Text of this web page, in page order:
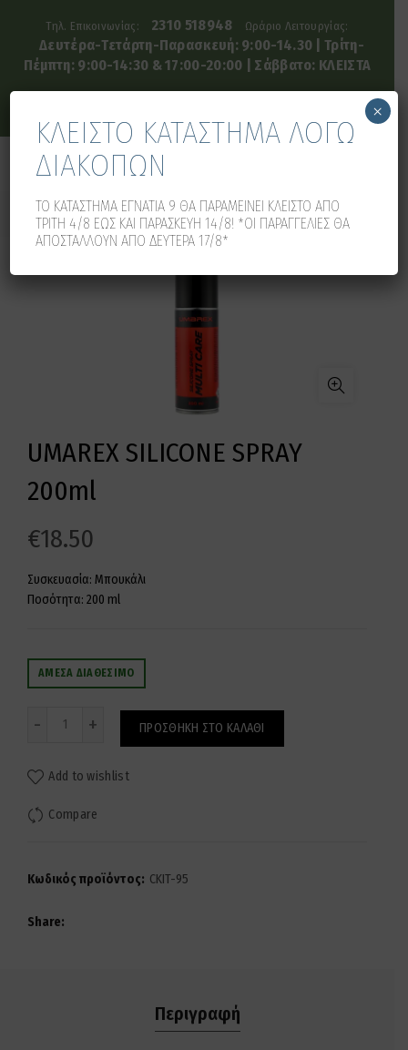
Τηλ. Επικοινωνίας: 2310 518948 Ωράριο Λειτουργίας:
Δευτέρα-Τετάρτη-Παρασκευή: 9:00-14.30 | Τρίτη-
Πέμπτη: 9:00-14:30 & 17:00-20:00 | Σάββατο: ΚΛΕΙΣΤΑ
UMAREX SILICONE SPRAY
200ml
€18.50
Συσκευασία: Μπουκάλι
Ποσότητα: 200 ml
ΆΜΕΣΑ ΔΙΑΘΈΣΙΜΟ
ΠΡΟΣΘΉΚΗ ΣΤΟ ΚΑΛΆΘΙ
Add to wishlist
Compare
Κωδικός προϊόντος: CKIT-95
Share
Περιγραφή
ΚΛΕΙΣΤΟ ΚΑΤΑΣΤΗΜΑ ΛΟΓΩ
ΔΙΑΚΟΠΩΝ
ΤΟ ΚΑΤΑΣΤΗΜΑ ΕΓΝΑΤΙΑ 9 ΘΑ ΠΑΡΑΜΕΙΝΕΙ ΚΛΕΙΣΤΟ ΑΠΟ
ΤΡΙΤΗ 4/8 ΕΩΣ ΚΑΙ ΠΑΡΑΣΚΕΥΗ 14/8! *ΟΙ ΠΑΡΑΓΓΕΛΙΕΣ ΘΑ
ΑΠΟΣΤΑΛΛΟΥΝ ΑΠΟ ΔΕΥΤΕΡΑ 17/8*
×